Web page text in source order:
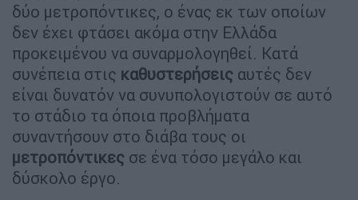
δύο μετροπόντικες, ο ένας εκ των οποίων
δεν έχει φτάσει ακόμα στην Ελλάδα
προκειμένου να συναρμολογηθεί. Κατά
συνέπεια στις καθυστερήσεις αυτές δεν
είναι δυνατόν να συνυπολογιστούν σε αυτό
το στάδιο τα όποια προβλήματα
συναντήσουν στο διάβα τους οι
μετροπόντικες σε ένα τόσο μεγάλο και
δύσκολο έργο.